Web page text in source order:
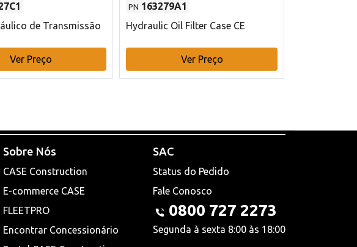
de Transmissão
Ver Preço
PN 163279A1
Hydraulic Oil Filter Case CE
Ver Preço
Sobre Nós
CASE Construction
E-commerce CASE
FLEETPRO
Encontrar Concessionário
SAC
Status do Pedido
Fale Conosco
0800 727 2273
Segunda à sexta 8:00 às 18:00